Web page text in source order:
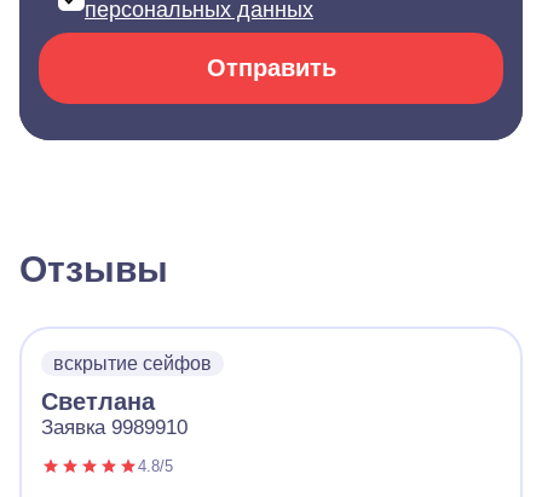
персональных данных
Отправить
Отзывы
вскрытие сейфов
Светлана
Заявка 9989910
4.8/5